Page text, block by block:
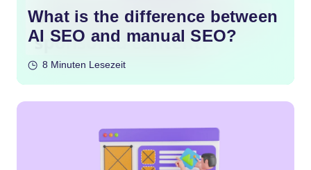
What is the difference between
AI SEO and manual SEO?
8 Minuten Lesezeit